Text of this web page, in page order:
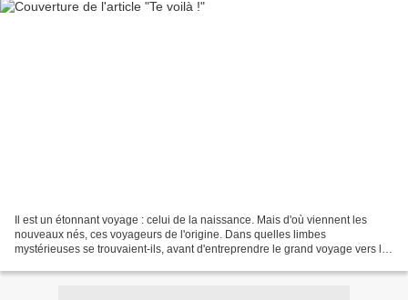
Il est un étonnant voyage : celui de la naissance. Mais d'où viennent les
nouveaux nés, ces voyageurs de l'origine. Dans quelles limbes
mystérieuses se trouvaient-ils, avant d'entreprendre le grand voyage vers le